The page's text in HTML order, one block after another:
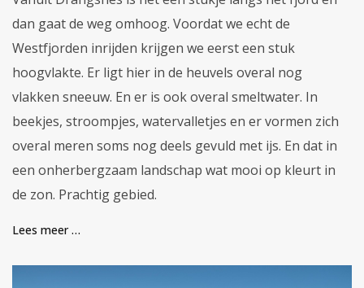
dan gaat de weg omhoog. Voordat we echt de
Westfjorden inrijden krijgen we eerst een stuk
hoogvlakte. Er ligt hier in de heuvels overal nog
vlakken sneeuw. En er is ook overal smeltwater. In
beekjes, stroompjes, watervalletjes en er vormen zich
overal meren soms nog deels gevuld met ijs. En dat in
een onherbergzaam landschap wat mooi op kleurt in
de zon. Prachtig gebied.
Lees meer …